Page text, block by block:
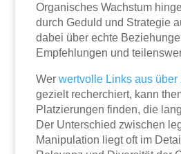
Organisches Wachstum
durch Geduld und Strategie
dabei über echte
Empfehlungen und
Werwertvolle Links aus über
gezielt recherchiert, kann
Platzierungen finden, die
Der Unterschied zwischen
Manipulation liegt oft im